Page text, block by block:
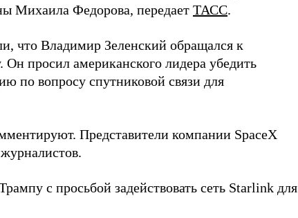
Михаила Федорова, передает ТАСС.
что Владимир Зеленский обращался к
просил американского лидера убедить
по вопросу спутниковой связи для
Представители компании SpaceX
с просьбой задействовать сеть Starlink для